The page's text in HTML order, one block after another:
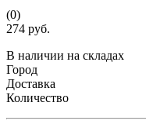
(0)
274 руб.
В наличии на складах
Город
Доставка
Количество